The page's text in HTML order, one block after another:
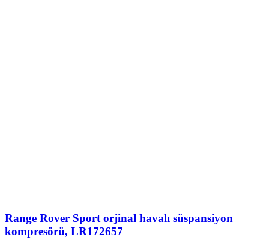
Range Rover Sport orjinal havalı süspansiyon
kompresörü, LR172657